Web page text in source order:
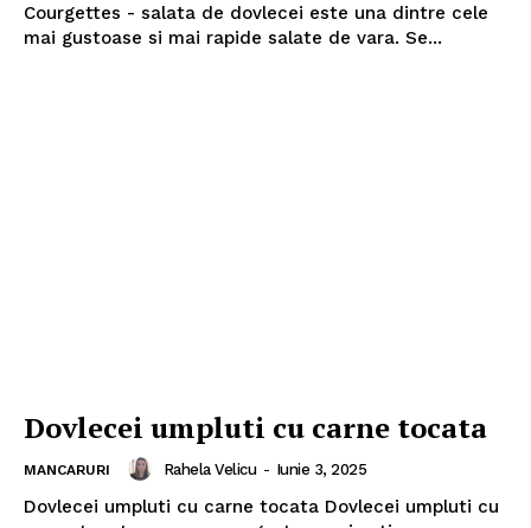
Courgettes - salata de dovlecei este una dintre cele
mai gustoase si mai rapide salate de vara. Se...
Dovlecei umpluti cu carne tocata
MANCARURI Rahela Velicu - Iunie 3, 2025
Dovlecei umpluti cu carne tocata Dovlecei umpluti cu